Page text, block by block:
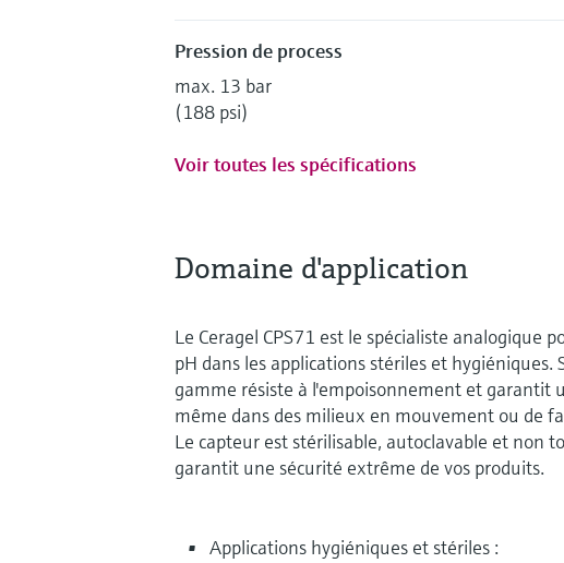
Pression de process
max. 13 bar
(188 psi)
Voir toutes les spécifications
Domaine d'application
Le Ceragel CPS71 est le spécialiste analogique
pH dans les applications stériles et hygiéniques.
gamme résiste à l'empoisonnement et garantit
même dans des milieux en mouvement ou de
Le capteur est stérilisable, autoclavable et non
garantit une sécurité extrême de vos produits.
Applications hygiéniques et stériles :